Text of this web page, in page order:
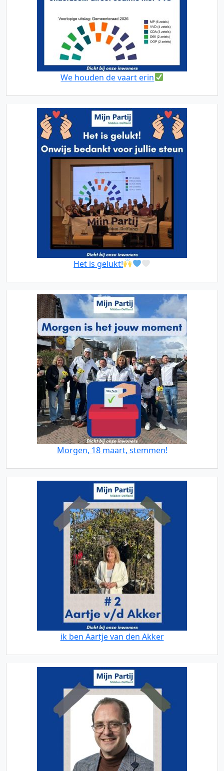
We houden de vaart erin
Het is gelukt!
Morgen, 18 maart, stemmen!
ik ben Aartje van den Akker